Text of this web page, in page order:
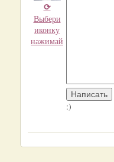
⟳
Выбери
иконку
нажимай
:)